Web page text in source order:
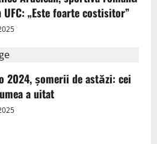
„Este foarte costisitor”
2024, șomerii de astăzi: cei
a uitat